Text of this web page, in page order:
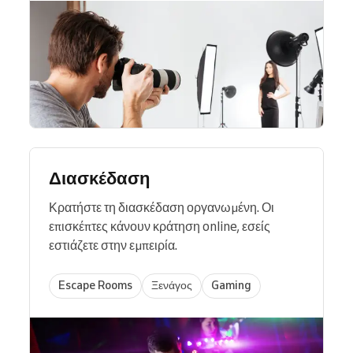
Διασκέδαση
Κρατήστε τη διασκέδαση οργανωμένη. Οι
επισκέπτες κάνουν κράτηση online, εσείς
εστιάζετε στην εμπειρία.
Escape Rooms Ξενάγος Gaming